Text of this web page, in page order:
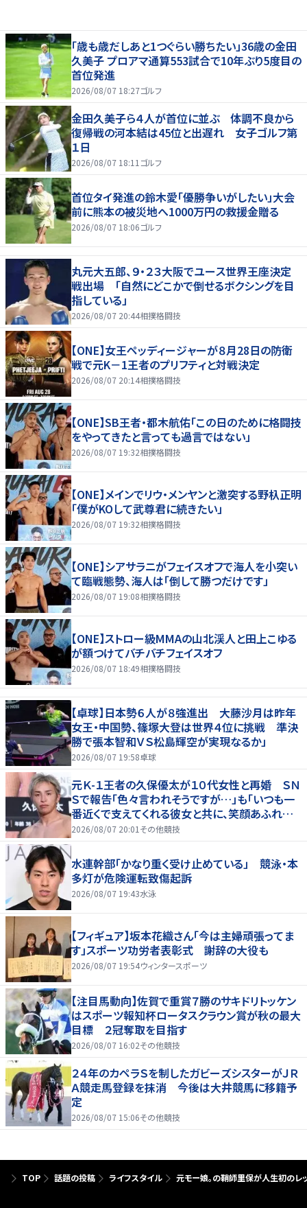
「歳も歳だしあと1つぐらい勝ちたい」36歳の金田
久美子 プロアマ通算553試合で10年ぶり5度目の
首位発進
2026/08/07 18:27ゴルフ
金田久美子ら４人が首位に並ぶ 体調不良から
復帰戦の河本結は45位と出遅れ 女子ゴルフ第
１日
2026/08/07 18:11 ゴルフ
首位タイ発進の鈴木愛「優勝争いがしたい」大会
前に熊本の被災地へ1000万円の救援金贈る
2026/08/07 18:06ゴルフ
丸元大五郎、９・２３大阪でユース世界王座決定
戦出場 「自然にどこかで倒せるボクシングを目
指している」
2026/08/07 20:44相撲格闘技
【ONE】女王ペッディージャーが８月28日の防衛
戦で元K－1王者のプリフティと対戦決定
2026/08/07 20:14相撲格闘技
【ONE】SB王者・都木航佑「この日のために格闘技
をやってきたと言っても過言ではない」
2026/08/07 19:32相撲格闘技
【ONE】メインでリウ・メンヤンと激突する野杁正明
「僕がKOして武尊君に続きたい」
2026/08/07 19:32相撲格闘技
【ONE】シアサラニがフェイスオフで海人を小突い
て臨戦態勢、海人は「倒して勝つだけです」
2026/08/07 19:08相撲格闘技
【ONE】ストロー級MMAの山北渓人と田上こゆる
が額つけてバチバチフェイスオフ
2026/08/07 18:49相撲格闘技
【卓球】日本勢６人が８強進出 大藤沙月は昨年
女王・中国勢、篠塚大登は世界４位に挑戦 準決
勝で張本智和ＶＳ松島輝空が実現なるか」
2026/08/07 19:58卓球
元Ｋ-１王者の久保優太が１０代女性と再婚 ＳＮ
Ｓで報告「色々言われそうですが…」も「いつも一
番近くで支えてくれる彼女と共に、笑顔あふれる
家庭を築いていきたい」
2026/08/07 20:01 その他競技
水連幹部「かなり重く受け止めている」 競泳・本
多灯が危険運転致傷起訴
2026/08/07 19:43水泳
【フィギュア】坂本花織さん「今は主婦頑張ってま
す」スポーツ功労者表彰式 謝辞の大役も
2026/08/07 19:54ウィンタースポーツ
【注目馬動向】佐賀で重賞７勝のサキドリトッケン
はスポーツ報知杯ロータスクラウン賞が秋の最大
目標 ２冠奪取を目指す
2026/08/07 16:02その他競技
２４年のカペラＳを制したガビーズシスターがＪＲ
Ａ競走馬登録を抹消 今後は大井競馬に移籍予
定
2026/08/07 15:06その他競技
TOP 話題の投稿 ライフスタイル 元モー娘。の鞘師里保が人生初のレ